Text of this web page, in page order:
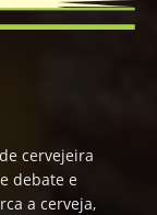
cervejeira
debate e
a cerveja,